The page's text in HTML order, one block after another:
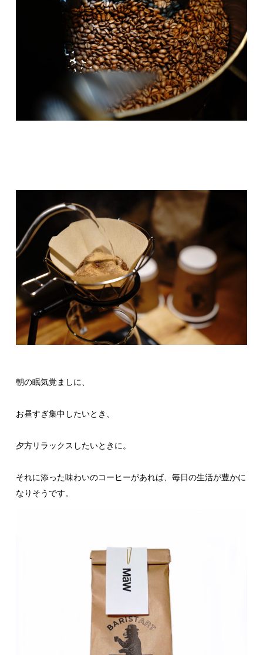
朝の眠気覚ましに、
お昼すぎ集中したいとき、
夕方リラックスしたいときに。
それに添った味わいのコーヒーがあれば、毎日の生活が豊かに
なりそうです。